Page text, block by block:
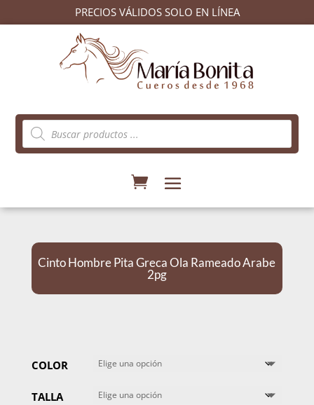
PRECIOS VÁLIDOS SOLO EN LÍNEA
Búsqueda
de
productos
Cinto Hombre Pita Greca Ola Rameado Arabe
2pg
COLOR
TALLA